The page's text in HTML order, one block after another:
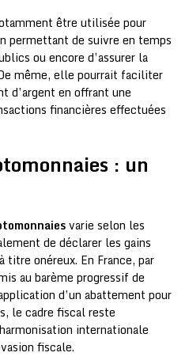
être utilisée pour
permettant de suivre en temps
ou encore d’assurer la
même, elle pourrait faciliter
d’argent en offrant une
financières effectuées
: un
varie selon les
de déclarer les gains
titre onéreux. En France, par
au barème progressif de
d’un abattement pour
le cadre fiscal reste
internationale
fiscale.